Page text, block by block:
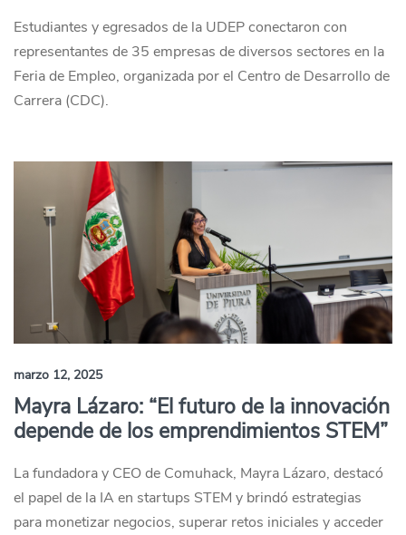
Estudiantes y egresados de la UDEP conectaron con
representantes de 35 empresas de diversos sectores en la
Feria de Empleo, organizada por el Centro de Desarrollo de
Carrera (CDC).
marzo 12, 2025
Mayra Lázaro: “El futuro de la innovación
depende de los emprendimientos STEM”
La fundadora y CEO de Comuhack, Mayra Lázaro, destacó
el papel de la IA en startups STEM y brindó estrategias
para monetizar negocios, superar retos iniciales y acceder